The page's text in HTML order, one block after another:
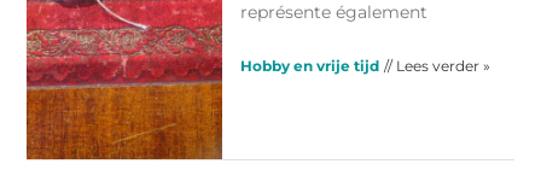
représente également
Hobby en vrije tijd // Lees verder »